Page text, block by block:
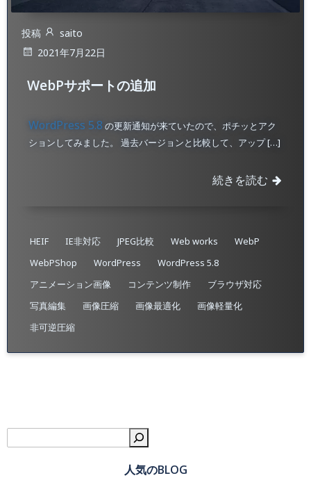
投稿
saito
2021年7月22日
WebPサポートの追加
WordPress 5.8 の更新通知が来ていたので、ポチッとアク
ションしてみました。 過去バージョンと比較して、アップ […]
続きを読む
HEIF IE非対応 JPEG比較 Web works
WebP
WebPShop
WordPress
WordPress 5.8
アニメーション画像
コンテンツ制作
ブラウザ対応
写真編集
画像圧縮 画像最適化
画像軽量化
非可逆圧縮
人気のBLOG